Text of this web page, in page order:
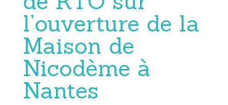
l’ouverture de la
Maison de
Nicodème à
Nantes